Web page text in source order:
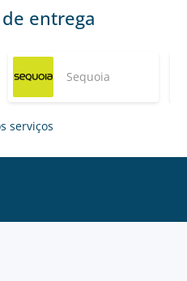
entrega
Sequoia
serviços